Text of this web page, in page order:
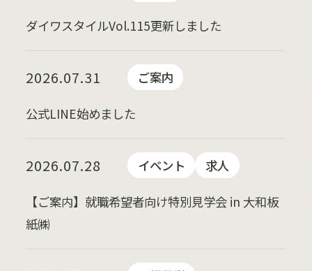
ダイワスタイルVol.115更新しました
2026.07.31 ご案内
公式LINE始めました
2026.07.28 イベント 求人
【ご案内】就職希望者向け特別見学会 in 大和板
紙㈱